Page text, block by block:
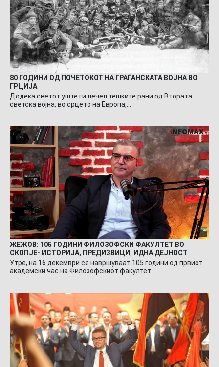
80 ГОДИНИ ОД ПОЧЕТОКОТ НА ГРАЃАНСКАТА ВОЈНА ВО
ГРЦИЈА
Додека светот уште ги лечел тешките рани од Втората
светска војна, во срцето на Европа,…
ЖЕЖОВ: 105 ГОДИНИ ФИЛОЗОФСКИ ФАКУЛТЕТ ВО
СКОПЈЕ- ИСТОРИЈА, ПРЕДИЗВИЦИ, ИДНА ДЕЈНОСТ
Утре, на 16 декември се навршуваат 105 години од првиот
академски час на Филозофскиот факултет…